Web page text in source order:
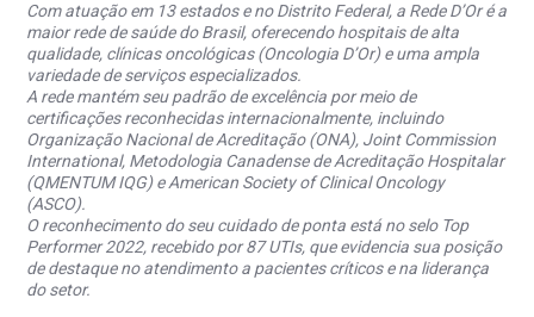
Com atuação em 13 estados e no Distrito Federal, a Rede D’Or é a
maior rede de saúde do Brasil, oferecendo hospitais de alta
qualidade, clínicas oncológicas (Oncologia D’Or) e uma ampla
variedade de serviços especializados.
A rede mantém seu padrão de excelência por meio de
certificações reconhecidas internacionalmente, incluindo
Organização Nacional de Acreditação (ONA), Joint Commission
International, Metodologia Canadense de Acreditação Hospitalar
(QMENTUM IQG) e American Society of Clinical Oncology
(ASCO).
O reconhecimento do seu cuidado de ponta está no selo Top
Performer 2022, recebido por 87 UTIs, que evidencia sua posição
de destaque no atendimento a pacientes críticos e na liderança
do setor.